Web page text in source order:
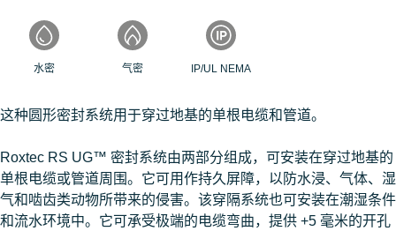
这种圆形密封系统用于穿过地基的单根电缆和管道。
Roxtec RS UG™ 密封系统由两部分组成，可安装在穿过地基的
单根电缆或管道周围。它可用作持久屏障，以防水浸、气体、湿
气和啮齿类动物所带来的侵害。该穿隔系统也可安装在潮湿条件
和流水环境中。它可承受极端的电缆弯曲，提供 +5 毫米的开孔
水密 气密 IP/UL NEMA